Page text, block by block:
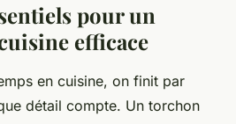
pour un
efficace
en cuisine, on finit par
détail compte. Un torchon